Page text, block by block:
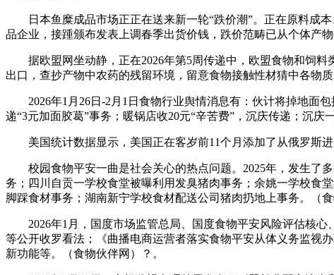
日本鱼糜成品市场正正在送来新一轮“跌价潮”。正在原料成本
品企业，接踵颁布发表上调春季出货价钱，跌价范畴已从个体产
据欧盟网坐动静，正在2026年第5周传递中，欧盟食物和饲料
出口，查抄产物中农药的残留环境，留意食物接触性材猜中各物
2026年1月26日-2月1日食物行业舆情消息有：伙计将掉地面包
递“3元加面胶葛”事务；暖锅店收20元“辛苦费”，沉庆传递；沉
美国统计数据显示，美国正在客岁前11个月添加了从俄罗斯进
校园食物平安一曲是社会关心的热点问题。2025年，发生了多
务；四川自贡一学校食堂被曝利用发臭猪肉事务；余姚一学校食
脚踩食材事务；湖南新宁学校食材配送公司猪肉扔地上事务。（食
2026年1月，国度市场监管总局、国度食物平安风险评估核心
等公开收罗看法；《曲播电商运营者落实食物平安从体义务监视
新功能等。（食物伙伴网）？。